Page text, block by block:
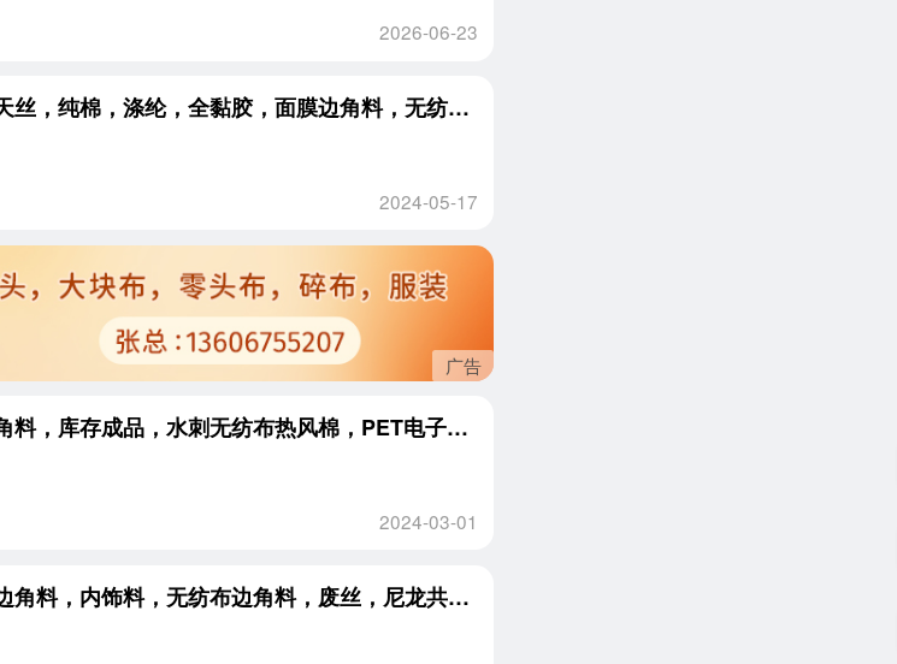
2026-06-23
大量收购天丝，纯棉，涤纶，全黏胶，面膜边角料，无纺布边料，热风棉边角料等
2024-05-17
广告
无纺布边角料，库存成品，水刺无纺布热风棉，PET电子膜，大量回收
2024-03-01
汽车脚垫边角料，内饰料，无纺布边角料，废丝，尼龙共挤膜，尼龙复合膜，风电膜，尼龙印刷膜，涂层淋膜边料，透明膜等，长期回收